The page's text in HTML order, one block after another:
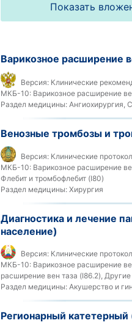
Показать
Варикозное расширение
Версия: Клинические
МКБ-10: Варикозное расширение
Раздел медицины: Ангиохирургия,
Венозные тромбозы и
Версия: Клинические
МКБ-10: Варикозное расширение
Флебит и тромбофлебит (I80)
Раздел медицины: Хирургия
Диагностика и лечение
население)
Версия: Клинические
МКБ-10: Варикозное расширение
расширение вен таза (I86.2),
Раздел медицины: Акушерство и
Регионарный